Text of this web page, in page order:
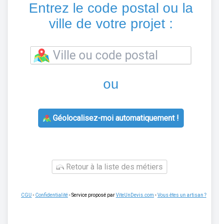
Entrez le code postal ou la
ville de votre projet :
ou
Géolocalisez-moi automatiquement !
Retour à la liste des métiers
CGU - Confidentialité- Service proposé parViteUnDevis.com -Vous êtes un artisan ?